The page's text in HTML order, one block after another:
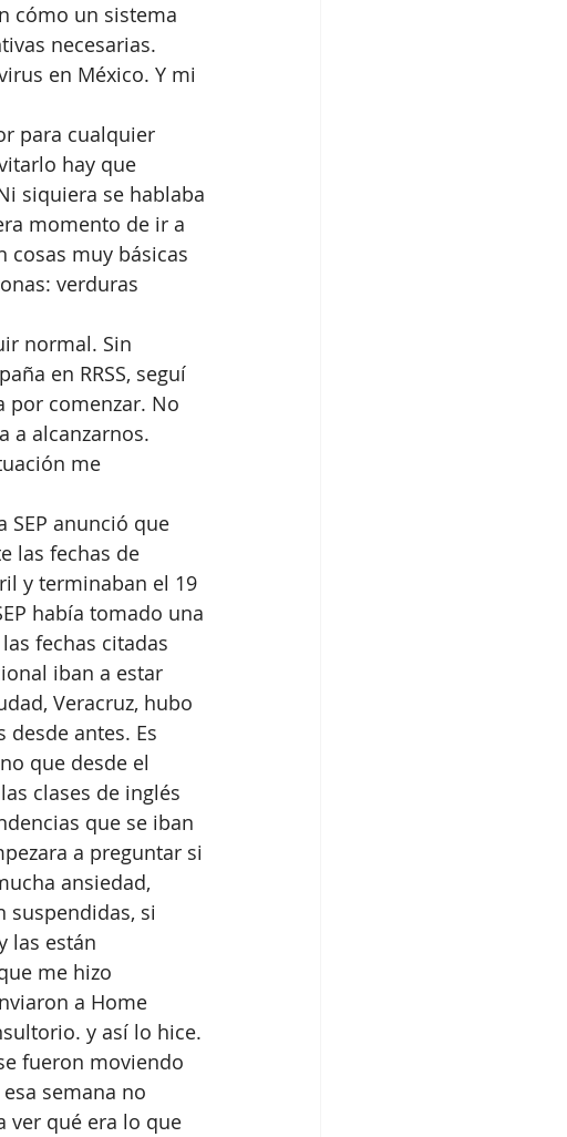
cómo un sistema
necesarias.
en México. Y mi
para cualquier
hay que
siquiera se hablaba
momento de ir a
cosas muy básicas
verduras
normal. Sin
en RRSS, seguí
por comenzar. No
a alcanzarnos.
me
SEP anunció que
las fechas de
y terminaban el 19
había tomado una
fechas citadas
iban a estar
Veracruz, hubo
antes. Es
que desde el
clases de inglés
que se iban
a preguntar si
ansiedad,
suspendidas, si
las están
me hizo
a Home
y así lo hice.
fueron moviendo
semana no
ver qué era lo que